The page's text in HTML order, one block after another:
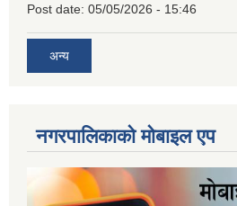
Post date: 05/05/2026 - 15:46
अन्य
नगरपालिकाकाे माेबाइल एप